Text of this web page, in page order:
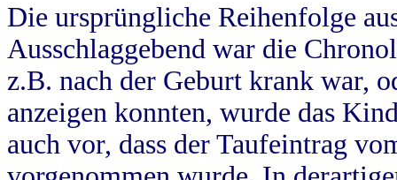
Die ursprüngliche Reihenfolge
Ausschlaggebend war die
z.B. nach der Geburt krank war,
anzeigen konnten, wurde das
auch vor, dass der Taufeintrag